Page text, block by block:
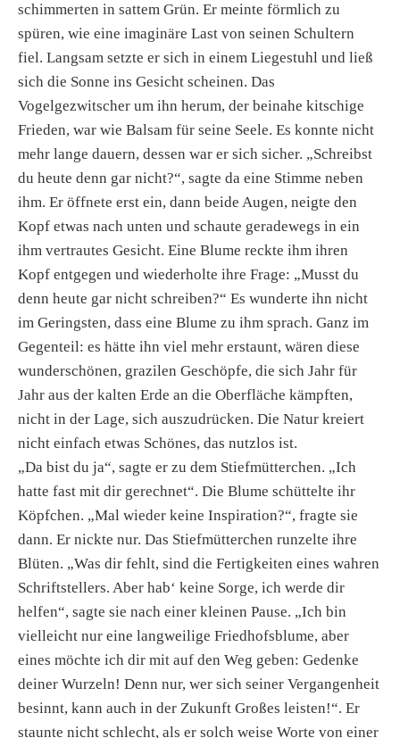
schimmerten in sattem Grün. Er meinte förmlich zu
spüren, wie eine imaginäre Last von seinen Schultern
fiel. Langsam setzte er sich in einem Liegestuhl und ließ
sich die Sonne ins Gesicht scheinen. Das
Vogelgezwitscher um ihn herum, der beinahe kitschige
Frieden, war wie Balsam für seine Seele. Es konnte nicht
mehr lange dauern, dessen war er sich sicher. „Schreibst
du heute denn gar nicht?“, sagte da eine Stimme neben
ihm. Er öffnete erst ein, dann beide Augen, neigte den
Kopf etwas nach unten und schaute geradewegs in ein
ihm vertrautes Gesicht. Eine Blume reckte ihm ihren
Kopf entgegen und wiederholte ihre Frage: „Musst du
denn heute gar nicht schreiben?“ Es wunderte ihn nicht
im Geringsten, dass eine Blume zu ihm sprach. Ganz im
Gegenteil: es hätte ihn viel mehr erstaunt, wären diese
wunderschönen, grazilen Geschöpfe, die sich Jahr für
Jahr aus der kalten Erde an die Oberfläche kämpften,
nicht in der Lage, sich auszudrücken. Die Natur kreiert
nicht einfach etwas Schönes, das nutzlos ist.
„Da bist du ja“, sagte er zu dem Stiefmütterchen. „Ich
hatte fast mit dir gerechnet“. Die Blume schüttelte ihr
Köpfchen. „Mal wieder keine Inspiration?“, fragte sie
dann. Er nickte nur. Das Stiefmütterchen runzelte ihre
Blüten. „Was dir fehlt, sind die Fertigkeiten eines wahren
Schriftstellers. Aber hab‘ keine Sorge, ich werde dir
helfen“, sagte sie nach einer kleinen Pause. „Ich bin
vielleicht nur eine langweilige Friedhofsblume, aber
eines möchte ich dir mit auf den Weg geben: Gedenke
deiner Wurzeln! Denn nur, wer sich seiner Vergangenheit
besinnt, kann auch in der Zukunft Großes leisten!“. Er
staunte nicht schlecht, als er solch weise Worte von einer